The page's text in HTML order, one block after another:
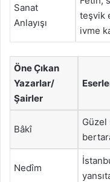
Sanat
Anlayışı
teşvik
ivme
Öne Çıkan
Yazarlar/
Şairler
Bâkî
Güzel
Nedîm